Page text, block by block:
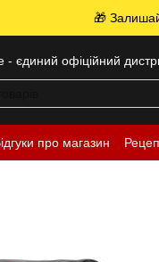
🎁
- єдиний офіційний
про магазин